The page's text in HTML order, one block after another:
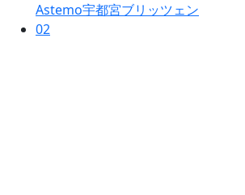
Astemo宇都宮ブリッツェン
02